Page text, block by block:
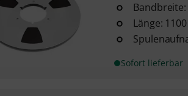
Länge:
Sofort lieferbar